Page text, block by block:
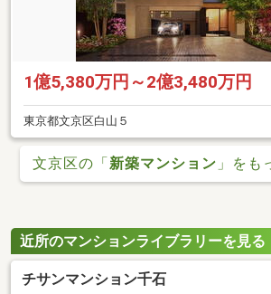
1億5,380万円～2億3,480万円
東京都文京区白山５
文京区の「新築マンション 」をも
近所のマンションライブラリーを見る
チサンマンション千石